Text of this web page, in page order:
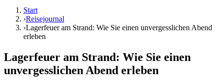
Start
›Reisejournal
›Lagerfeuer am Strand: Wie Sie einen unvergesslichen Abend
erleben
Lagerfeuer am Strand: Wie Sie einen
unvergesslichen Abend erleben